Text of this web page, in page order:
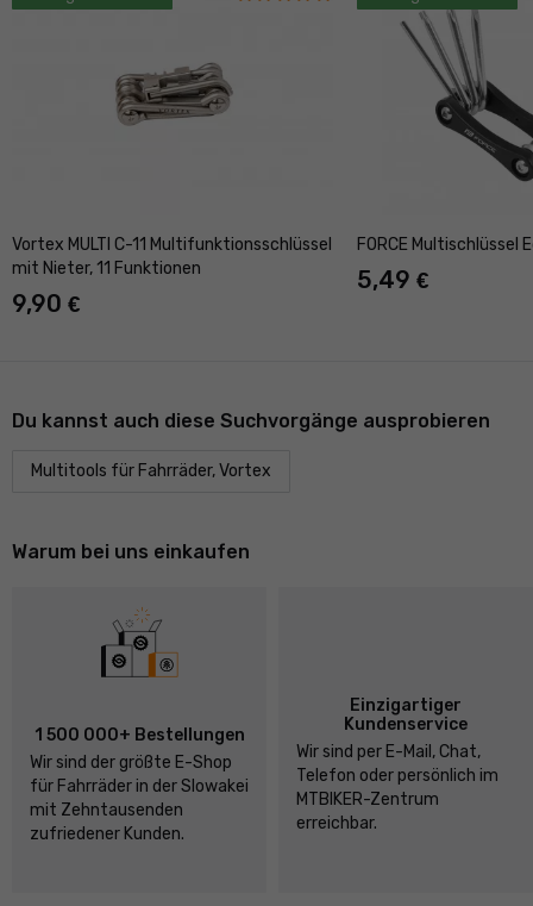
Vortex MULTI C-11 Multifunktionsschlüssel
mit Nieter, 11 Funktionen
9,90 €
FORCE Multischlüssel
5,49 €
Du kannst auch diese Suchvorgänge ausprobieren
Multitools für Fahrräder, Vortex
Warum bei uns einkaufen
1 500 000+ Bestellungen
Wir sind der größte E-Shop
für Fahrräder in der Slowakei
mit Zehntausenden
zufriedener Kunden.
Einzigartiger
Kundenservice
Wir sind per E-Mail, Chat,
Telefon oder persönlich im
MTBIKER-Zentrum
erreichbar.